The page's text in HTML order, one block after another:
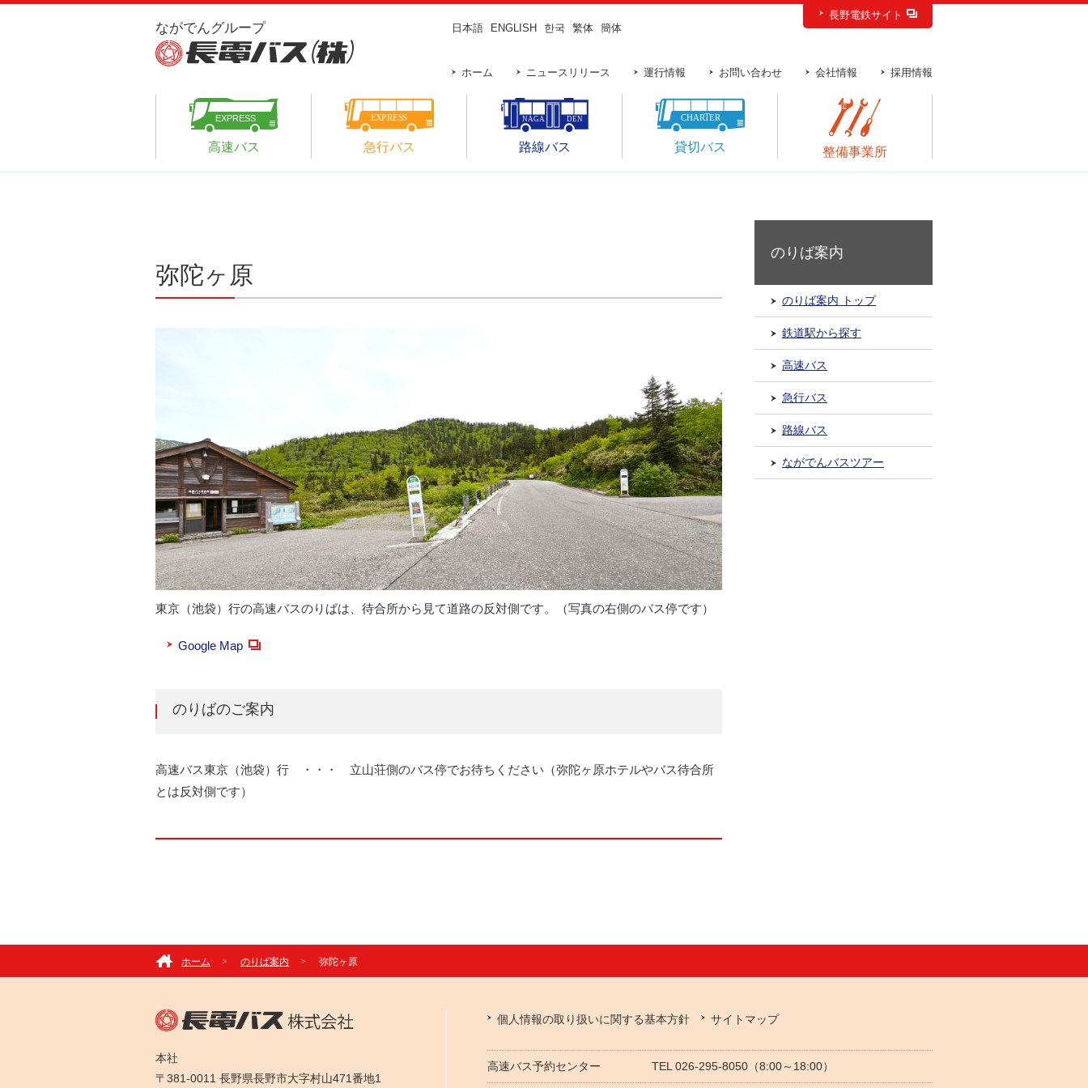
日本語 ENGLISH 한국 繁体 簡体
ホーム ニュースリリース 運行情報 お問い合わせ 会社情報 採用情報
高速バス 急行バス 路線バス 貸切バス 整備事業所
長野電鉄サイト
弥陀ヶ原
東京（池袋）行の高速バスのりばは、待合所から見て道路の反対側です。（写真の右側のバス停です）
Google Map
のりばのご案内
高速バス東京（池袋）行 ・・・ 立山荘側のバス停でお待ちください（弥陀ヶ原ホテルやバス待合所
とは反対側です）
のりば案内
のりば案内 トップ
鉄道駅から探す
高速バス
急行バス
路線バス
ながでんバスツアー
ホーム のりば案内 弥陀ヶ原
個人情報の取り扱いに関する基本方針 サイトマップ
高速バス予約センター TEL 026-295-8050（8:00～18:00）
本社
〒381-0011 長野県長野市大字村山471番地1